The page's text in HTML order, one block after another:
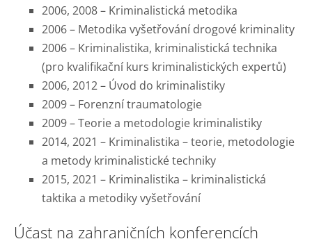
2006, 2008 – Kriminalistická metodika
2006 – Metodika vyšetřování drogové kriminality
2006 – Kriminalistika, kriminalistická technika
(pro kvalifikační kurs kriminalistických expertů)
2006, 2012 – Úvod do kriminalistiky
2009 – Forenzní traumatologie
2009 – Teorie a metodologie kriminalistiky
2014, 2021 – Kriminalistika – teorie, metodologie
a metody kriminalistické techniky
2015, 2021 – Kriminalistika – kriminalistická
taktika a metodiky vyšetřování
Účast na zahraničních konferencích